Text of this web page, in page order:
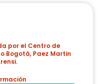
por el Centro de
Bogotá, Paez Martin